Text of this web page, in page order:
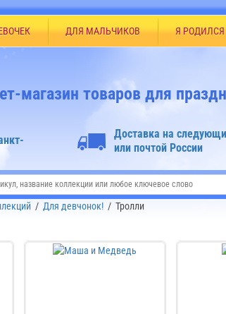
ДЛЯ МАЛЬЧИКОВ Я РОДИЛСЯ
магазин товаров для
Доставка на
или почтой России
/ Для девчонок! / Тролли